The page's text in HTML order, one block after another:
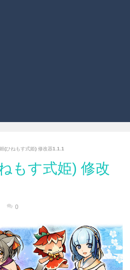
(ひねもす式姫) 修改器1.1.1
もす式姫) 修改
0